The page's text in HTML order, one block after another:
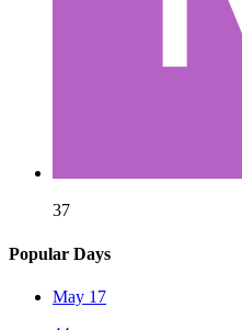
37
Popular Days
May 17